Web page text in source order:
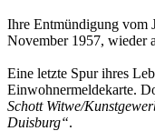
Ihre Entmündigung vom
November 1957, wieder
Eine letzte Spur ihres
Einwohnermeldekarte.
Schott Witwe/
Duisburg“.